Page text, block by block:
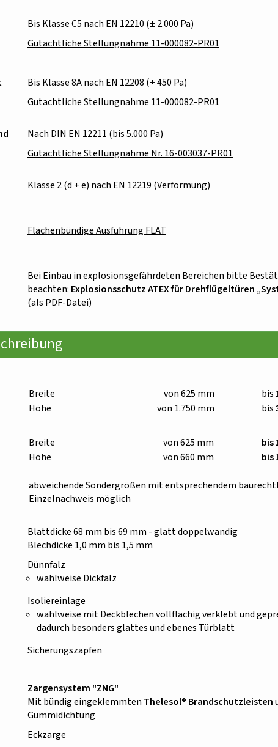
Bis Klasse C5 nach EN 12210 (± 2.000 Pa)
Gutachtliche Stellungnahme 11-000082-PR01
Bis Klasse 8A nach EN 12208 (+ 450 Pa)
Gutachtliche Stellungnahme 11-000082-PR01
Nach DIN EN 12211 (bis 5.000 Pa)
Gutachtliche Stellungnahme Nr. 16-003037-PR01
Klasse 2 (d + e) nach EN 12219 (Verformung)
Flächenbündige Ausführung FLAT
Bei Einbau in explosionsgefährdeten Bereichen bitte
beachten: Explosionsschutz ATEX für Drehflügeltüren
(als PDF-Datei)
Breite von 625 mm bis
Höhe
von 1.750 mm bis
Breite von 625 mm
bis
Höhe
von 660 mm bis
abweichende Sondergrößen mit entsprechendem
Einzelnachweis möglich
Blattdicke 68 mm bis 69 mm - glatt doppelwandig
Blechdicke 1,0 mm bis 1,5 mm
Dünnfalz
wahlweise Dickfalz
Isoliereinlage
wahlweise mit Deckblechen vollflächig verklebt und
dadurch besonders glattes und ebenes Türblatt
Sicherungszapfen
Zargensystem "ZNG"
Mit bündig eingeklemmten Thelesol® Brandschutzleisten
Gummidichtung
Eckzarge